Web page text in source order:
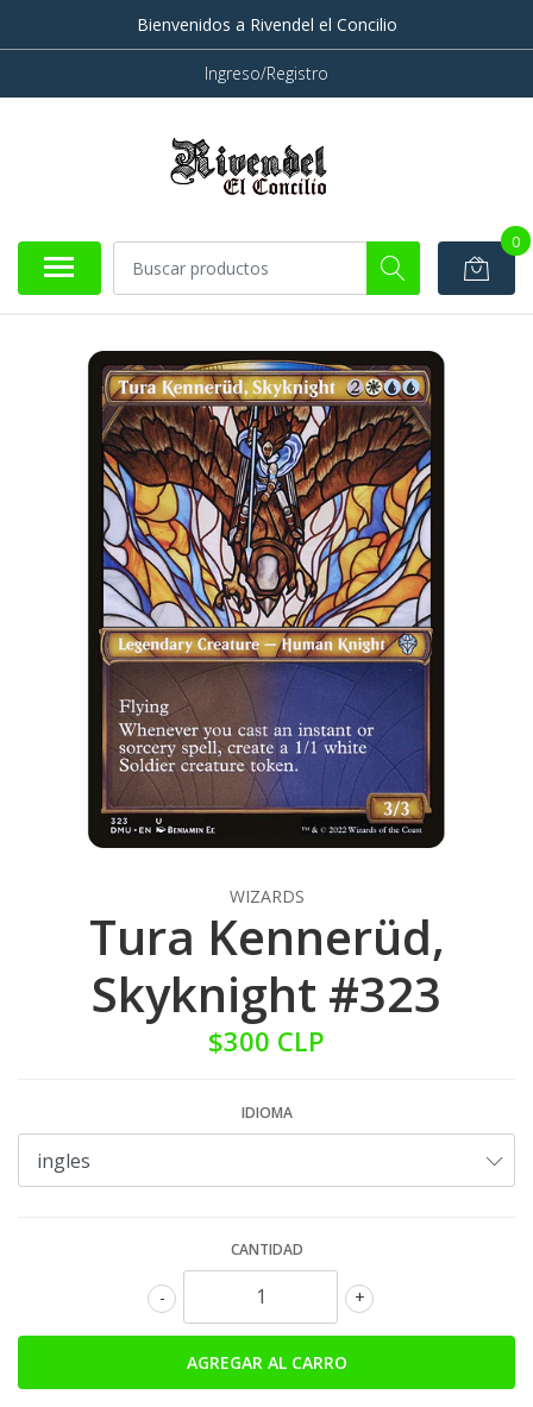
Bienvenidos a Rivendel el Concilio
Ingreso/Registro
0
WIZARDS
Tura Kennerüd,
Skyknight #323
$300 CLP
IDIOMA
CANTIDAD
+
-